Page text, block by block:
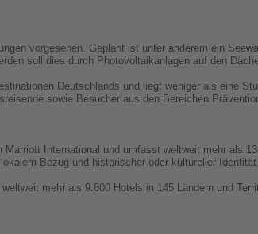
vorgesehen. Geplant ist unter anderem ein
soll dies durch Photovoltaikanlagen auf den
Deutschlands und liegt weniger als eine
sowie Besucher aus den Bereichen
International und umfasst weltweit mehr als
Bezug und historischer oder kultureller Identität.
mehr als 9.800 Hotels in 145 Ländern und